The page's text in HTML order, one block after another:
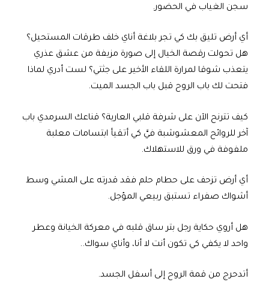
سجن الغياب في الحضور.
أي أرض تليق بك كي تجر بلاغة أناي خلف طرقات المستحيل؟
هل تحولت رقصة الخيال إلى صورة مزيفة من عشق عذري
يتعذب شوقا لمرارة اللقاء الأخير على جثتي؟ لست أدري لماذا
فتحت لك باب الروح قبل باب الجسد الميت.
كيف تترنح الآن على شرفة قلبي العارية؟ قناعك السرمدي باب
آخر للروائح المعشوشبة فيَّ كي أتقيأ ابتسامات معلبة
ملفوفة في ورق للاستهلاك.
أي أرض تزحف على حطام حلم فقد قدرته على المشي وسط
أشواك صفراء تستبق ربيعي المؤجل.
هل أروي حكاية رجل بتر ساق قلبه في معركة الخيانة وعطر
واحد لا يكفي كي تكون أنت لا أنا، وأناي سواك..
أتدحرج من قمة الروح إلى أسفل الجسد.